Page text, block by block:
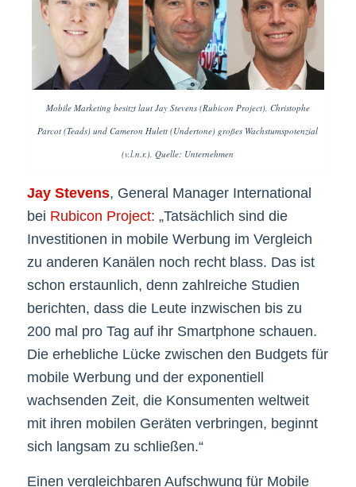
Mobile Marketing besitzt laut Jay Stevens (Rubicon Project), Christophe
Parcot (Teads) und Cameron Hulett (Undertone) großes Wachstumspotenzial
(v.l.n.r.). Quelle: Unternehmen
Jay Stevens, General Manager International
bei Rubicon Project: „Tatsächlich sind die
Investitionen in mobile Werbung im Vergleich
zu anderen Kanälen noch recht blass. Das ist
schon erstaunlich, denn zahlreiche Studien
berichten, dass die Leute inzwischen bis zu
200 mal pro Tag auf ihr Smartphone schauen.
Die erhebliche Lücke zwischen den Budgets für
mobile Werbung und der exponentiell
wachsenden Zeit, die Konsumenten weltweit
mit ihren mobilen Geräten verbringen, beginnt
sich langsam zu schließen.“
Einen vergleichbaren Aufschwung für Mobile